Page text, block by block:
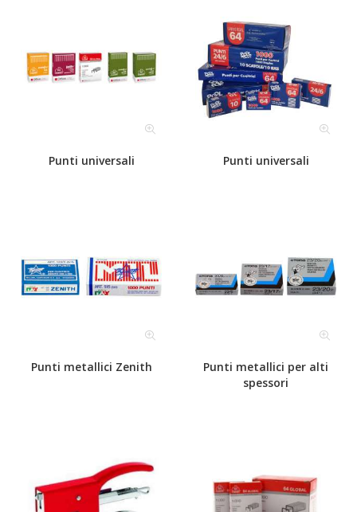
Punti universali Punti universali
Punti metallici Zenith
Punti metallici per alti
spessori